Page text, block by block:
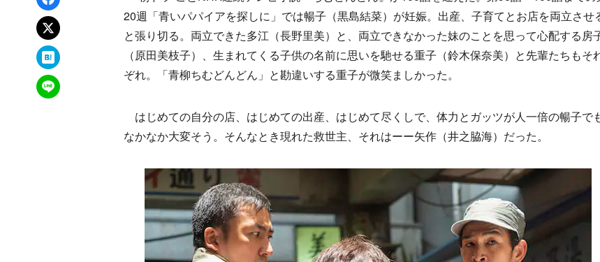
xでポスト
はてなブックマーク
LINEで送る
20週「青いパパイアを探しに」では暢子（黒島結菜）が妊娠。出産、子育てとお店を両立させ
と張り切る。両立できた多江（長野里美）と、両立できなかった妹のことを思って心配する房
（原田美枝子）、生まれてくる子供の名前に思いを馳せる重子（鈴木保奈美）と先輩たちもそ
ぞれ。「青柳ちむどんどん」と勘違いする重子が微笑ましかった。
はじめての自分の店、はじめての出産、はじめて尽くしで、体力とガッツが人一倍の暢子で
なかなか大変そう。そんなとき現れた救世主、それはーー矢作（井之脇海）だった。